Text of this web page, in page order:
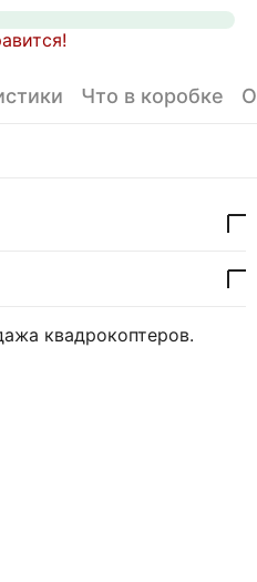
Что в коробке
квадрокоптеров.